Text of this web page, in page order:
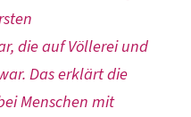
die auf Völlerei und
Das erklärt die
Menschen mit